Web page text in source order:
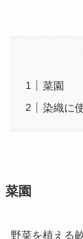
菜園
染織に
菜園
野菜を植える